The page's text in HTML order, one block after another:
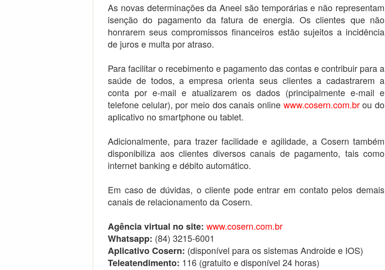
As novas determinações da Aneel são temporárias e não representam
isenção do pagamento da fatura de energia. Os clientes que não
honrarem seus compromissos financeiros estão sujeitos a incidência
de juros e multa por atraso.
Para facilitar o recebimento e pagamento das contas e contribuir para a
saúde de todos, a empresa orienta seus clientes a cadastrarem a
conta por e-mail e atualizarem os dados (principalmente e-mail e
telefone celular), por meio dos canais online www.cosern.com.brou do
aplicativo no smartphone ou tablet.
Adicionalmente, para trazer facilidade e agilidade, a Cosern também
disponibiliza aos clientes diversos canais de pagamento, tais como
internet banking e débito automático.
Em caso de dúvidas, o cliente pode entrar em contato pelos demais
canais de relacionamento da Cosern.
Agência virtual no site: www.cosern.com.br
Whatsapp: (84) 3215-6001
Aplicativo Cosern: (disponível para os sistemas Androide e IOS)
Teleatendimento: 116 (gratuito e disponível 24 horas)